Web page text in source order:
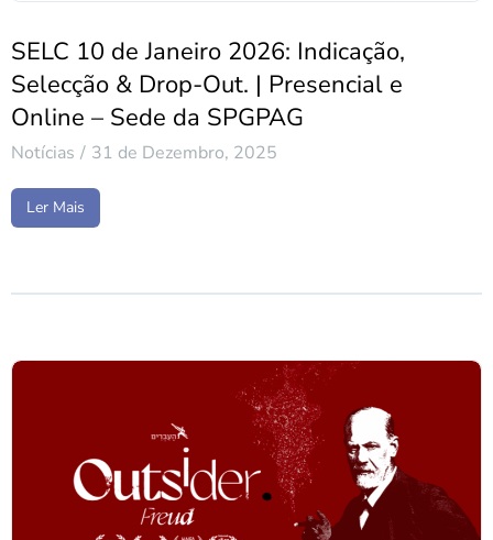
SELC 10 de Janeiro 2026: Indicação,
Selecção & Drop-Out. | Presencial e
Online – Sede da SPGPAG
Notícias 31 de Dezembro, 2025
Ler Mais